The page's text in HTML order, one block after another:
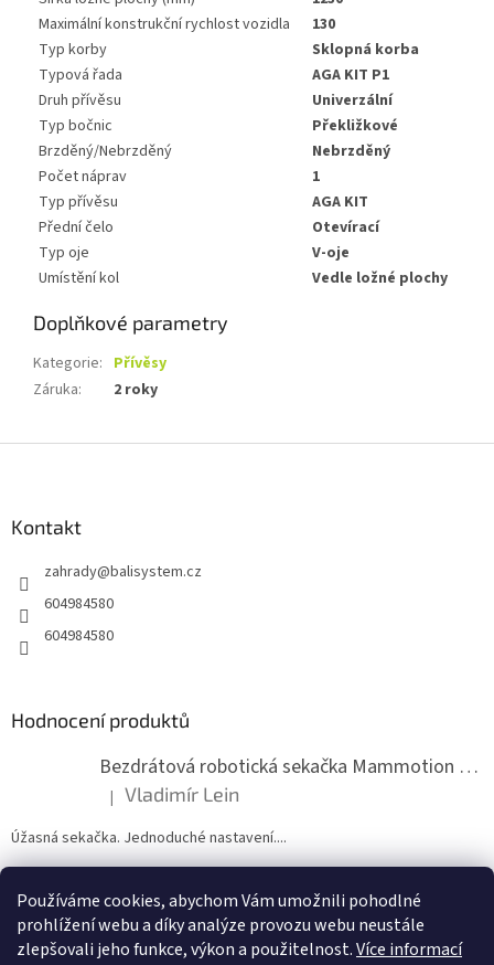
Používáme cookies, abychom Vám umožnili pohodlné
prohlížení webu a díky analýze provozu webu neustále
zlepšovali jeho funkce, výkon a použitelnost.Více informací
Maximální konstrukční rychlost vozidla
130
Typ korby
Sklopná korba
Typová řada
AGA KIT P1
Druh přívěsu
Univerzální
Typ bočnic
Překližkové
Brzděný/Nebrzděný
Nebrzděný
Počet náprav
1
Typ přívěsu
AGA KIT
Přední čelo
Otevírací
Typ oje
V-oje
Umístění kol
Vedle ložné plochy
Doplňkové parametry
Kategorie: Přívěsy
Záruka: 2 roky
Kontakt
zahrady@balisystem.cz
604984580
604984580
Hodnocení produktů
Bezdrátová robotická sekačka Mammotion LUBA mini 2 1500
Hodnocení produktu je 5 z 5 hvězdiček.
| Vladimír Lein
Úžasná sekačka. Jednoduché nastavení....
ZDE NÁM MŮŽETE VLOŽIT HODNOCENÍ